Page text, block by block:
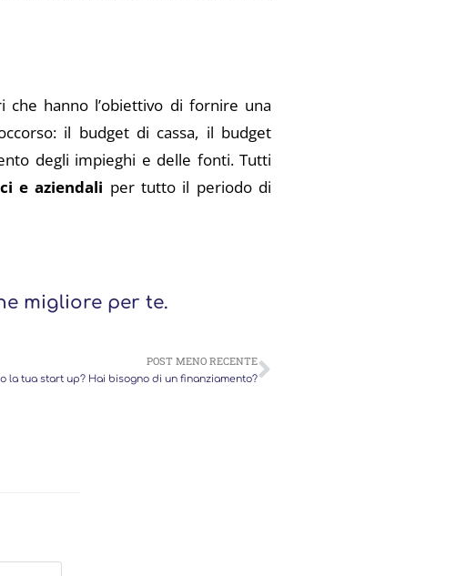
che hanno l’obiettivo di fornire una
il budget di cassa, il budget
degli impieghi e delle fonti. Tutti
e aziendali per tutto il periodo di
migliore per te.
POST MENO RECENTE
la tua start up? Hai bisogno di un finanziamento?